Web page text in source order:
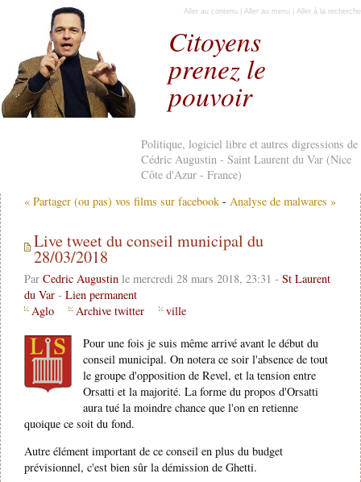
Citoyens
prenez le
pouvoir
Politique, logiciel libre et autres digressions de
Cédric Augustin - Saint Laurent du Var (Nice
Côte d'Azur - France)
Aller au contenu Aller au menu Aller à la recherche
« Partager (ou pas) vos films sur facebook - Analyse de malwares »
Live tweet du conseil municipal du
28/03/2018
Par Cedric Augustinle mercredi 28 mars 2018, 23:31 - St Laurent
du Var- Lien permanent
Aglo
Archive twitter ville
Pour une fois je suis même arrivé avant le début du
conseil municipal. On notera ce soir l'absence de tout
le groupe d'opposition de Revel, et la tension entre
Orsatti et la majorité. La forme du propos d'Orsatti
aura tué la moindre chance que l'on en retienne
quoique ce soit du fond.
Autre élément important de ce conseil en plus du budget
prévisionnel, c'est bien sûr la démission de Ghetti.